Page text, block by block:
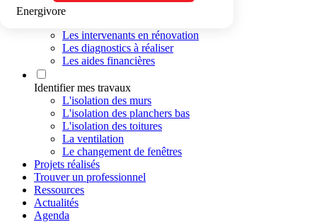
Les intervenants en rénovation
Les diagnostics à réaliser
Les aides financières
Identifier mes travaux
L'isolation des murs
L'isolation des planchers bas
L'isolation des toitures
La ventilation
Le changement de fenêtres
Projets réalisés
Trouver un professionnel
Ressources
Actualités
Agenda
Energivore